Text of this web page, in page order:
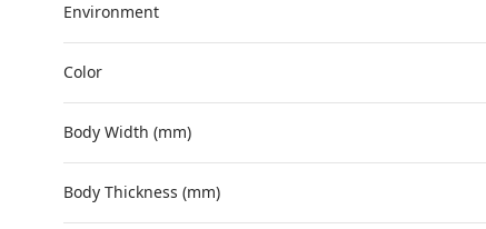
Environment
Color
Body Width (mm)
Body Thickness (mm)